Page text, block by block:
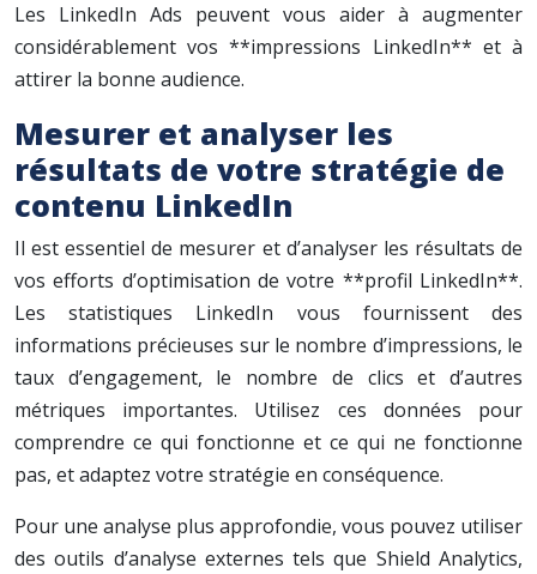
Les LinkedIn Ads peuvent vous aider à augmenter
considérablement vos **impressions LinkedIn** et à
attirer la bonne audience.
Mesurer et analyser les
résultats de votre stratégie de
contenu LinkedIn
Il est essentiel de mesurer et d’analyser les résultats de
vos efforts d’optimisation de votre **profil LinkedIn**.
Les statistiques LinkedIn vous fournissent des
informations précieuses sur le nombre d’impressions, le
taux d’engagement, le nombre de clics et d’autres
métriques importantes. Utilisez ces données pour
comprendre ce qui fonctionne et ce qui ne fonctionne
pas, et adaptez votre stratégie en conséquence.
Pour une analyse plus approfondie, vous pouvez utiliser
des outils d’analyse externes tels que Shield Analytics,